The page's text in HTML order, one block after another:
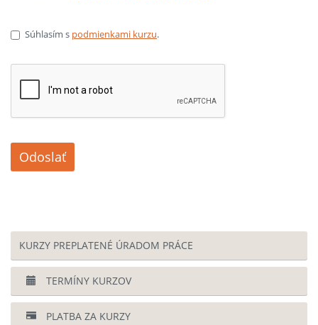
Súhlasím s podmienkami kurzu.
Odoslať
KURZY PREPLATENÉ ÚRADOM PRÁCE
TERMÍNY KURZOV
PLATBA ZA KURZY